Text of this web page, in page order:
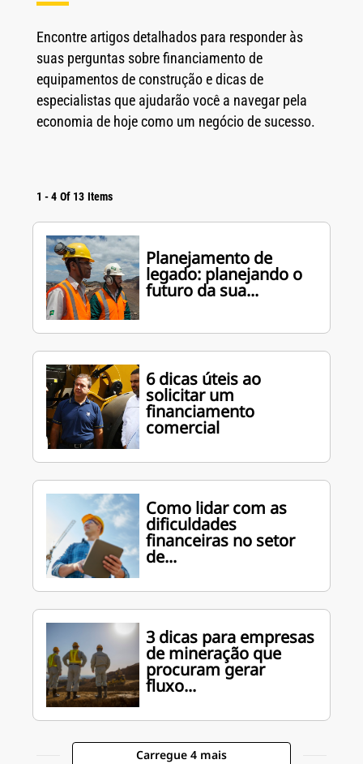
Encontre artigos detalhados para responder às
suas perguntas sobre financiamento de
equipamentos de construção e dicas de
especialistas que ajudarão você a navegar pela
economia de hoje como um negócio de sucesso.
1 -4 Of 13 Items
Planejamento de
legado: planejando o
futuro da sua...
6 dicas úteis ao
solicitar um
financiamento
comercial
Como lidar com as
dificuldades
financeiras no setor
de...
3 dicas para empresas
de mineração que
procuram gerar
fluxo...
Carregue 4 mais